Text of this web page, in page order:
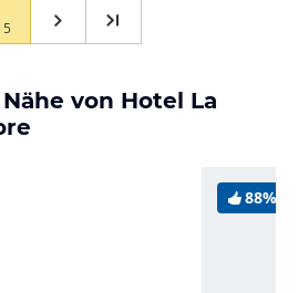
5
von Hotel La
88%